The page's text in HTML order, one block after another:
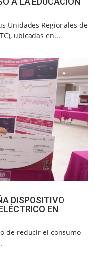
Unidades Regionales de
ubicadas en...
DISPOSITIVO
EN
de reducir el consumo